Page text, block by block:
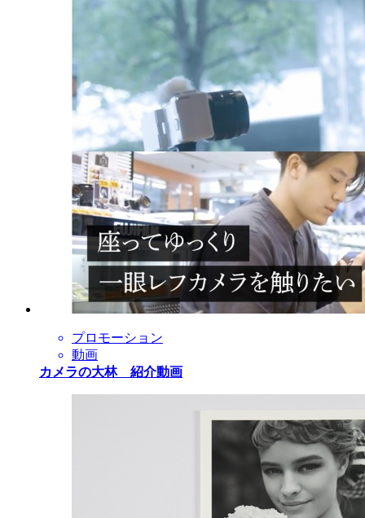
プロモーション
動画
カメラの大林 紹介動画